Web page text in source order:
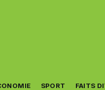
SPORT FAITS